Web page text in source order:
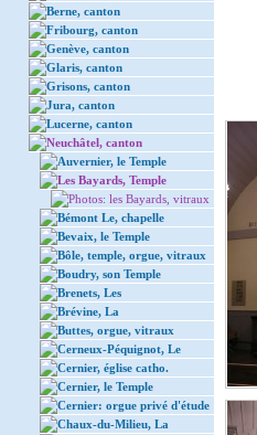
Berne, canton
Fribourg, canton
Genève, canton
Glaris, canton
Grisons, canton
Jura, canton
Lucerne, canton
Neuchâtel, canton
Auvernier, le Temple
Les Bayards, Temple
Photos: les Bayards, vitraux
Bémont Le, chapelle
Bevaix, le Temple
Bôle, temple, orgue, vitraux
Boudry, son Temple
Brenets, Les
Brévine, La
Buttes, orgue, vitraux
Cerneux-Péquignot, Le
Cernier, église catho.
Cernier, le Temple
Cernier: orgue privé d'étude
Chaux-du-Milieu, La